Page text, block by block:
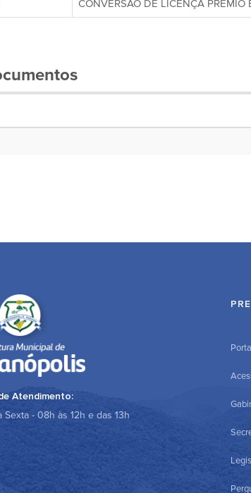
CONVERSÃO DE LICENÇA
Atendimento:
Sexta - 08h às 12h e das 13h